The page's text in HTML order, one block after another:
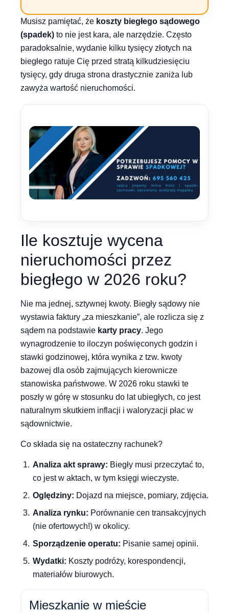
Musisz pamiętać, że koszty biegłego sądowego
(spadek) to nie jest kara, ale narzędzie. Często
paradoksalnie, wydanie kilku tysięcy złotych na
biegłego ratuje Cię przed stratą kilkudziesięciu
tysięcy, gdy druga strona drastycznie zaniża lub
zawyża wartość nieruchomości.
Ile kosztuje wycena
nieruchomości przez
biegłego w 2026 roku?
Nie ma jednej, sztywnej kwoty. Biegły sądowy nie
wystawia faktury „za mieszkanie”, ale rozlicza się z
sądem na podstawie karty pracy. Jego
wynagrodzenie to iloczyn poświęconych godzin i
stawki godzinowej, która wynika z tzw. kwoty
bazowej dla osób zajmujących kierownicze
stanowiska państwowe. W 2026 roku stawki te
poszły w górę w stosunku do lat ubiegłych, co jest
naturalnym skutkiem inflacji i waloryzacji płac w
sądownictwie.
Co składa się na ostateczny rachunek?
Analiza akt sprawy: Biegły musi przeczytać to,
co jest w aktach, w tym księgi wieczyste.
Oględziny: Dojazd na miejsce, pomiary, zdjęcia.
Analiza rynku: Porównanie cen transakcyjnych
(nie ofertowych!) w okolicy.
Sporządzenie operatu: Pisanie samej opinii.
Wydatki: Koszty podróży, korespondencji,
materiałów biurowych.
Mieszkanie w mieście